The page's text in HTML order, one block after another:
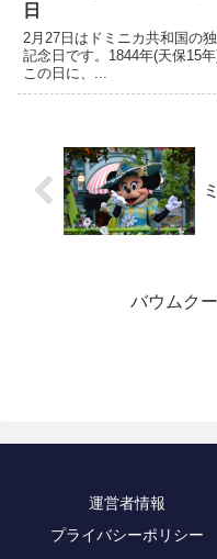
日
2月27日はドミニカ共和国の
記念日です。1844年(天保15
この日に、...
バウムク
運営者情報
プライバシーポリシー